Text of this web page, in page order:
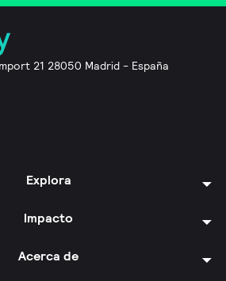
21 28050 Madrid - España
Explora
Impacto
Acerca de